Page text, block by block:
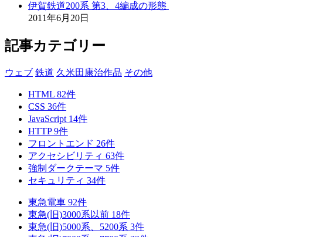
伊賀鉄道200系 第3、4編成の形態
2011年6月20日
記事カテゴリー
ウェブ 鉄道 久米田康治作品 その他
HTML 82件
CSS 36件
JavaScript 14件
HTTP9件
フロントエンド 26件
アクセシビリティ 63件
強制ダークテーマ 5件
セキュリティ 34件
東急電車 92件
東急(旧)3000系以前 18件
東急(旧)5000系、5200系 3件